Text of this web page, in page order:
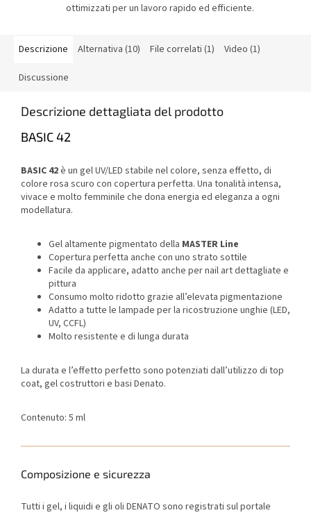
ottimizzati per un lavoro rapido ed efficiente.
Descrizione Alternativa (10) File correlati (1) Video (1)
Discussione
Descrizione dettagliata del prodotto
BASIC 42
BASIC 42è un gel UV/LED stabile nel colore, senza effetto, di
colore rosa scuro con copertura perfetta. Una tonalità intensa,
vivace e molto femminile che dona energia ed eleganza a ogni
modellatura.
Gel altamente pigmentato della MASTER Line
Copertura perfetta anche con uno strato sottile
Facile da applicare, adatto anche per nail art dettagliate e
pittura
Consumo molto ridotto grazie all’elevata pigmentazione
Adatto a tutte le lampade per la ricostruzione unghie (LED,
UV, CCFL)
Molto resistente e di lunga durata
La durata e l’effetto perfetto sono potenziati dall’utilizzo di top
coat, gel costruttori e basi Denato.
Contenuto: 5 ml
Composizione e sicurezza
Tutti i gel, i liquidi e gli oli DENATO sono registrati sul portale